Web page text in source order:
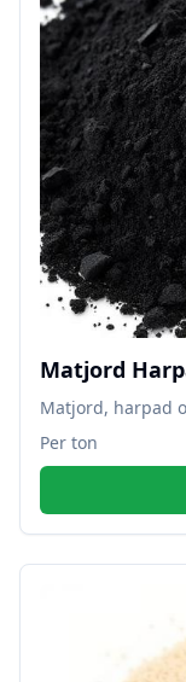
Matjord
Matjord, harpad
Per ton